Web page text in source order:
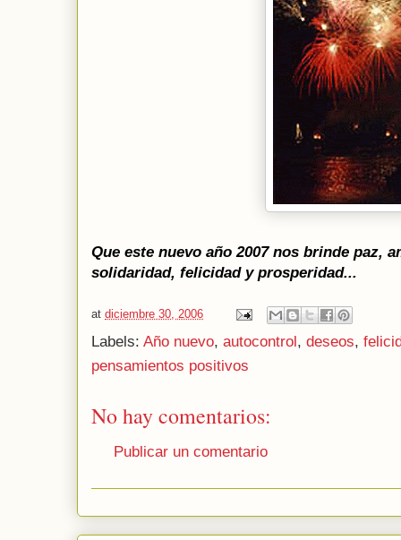
Que este nuevo año 2007 nos brinde paz,
solidaridad, felicidad y prosperidad...
at diciembre 30, 2006
Labels: Año nuevo, autocontrol, deseos,
pensamientos positivos
No hay comentarios:
Publicar un comentario